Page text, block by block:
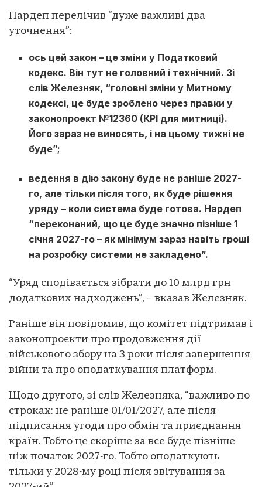
Нардеп перелічив “дуже важливі два
уточнення”:
ось цей закон – це зміни у Податковий
кодекс. Він тут не головний і технічний. Зі
слів Железняк, “головні зміни у Митному
кодексі, це буде зроблено через правки у
законопроект №12360 (КРІ для митниці).
Його зараз не виносять, і на цьому тижні не
буде”;
ведення в дію закону буде не раніше 2027-
го, але тільки після того, як буде рішення
уряду – коли система буде готова. Нардеп
“переконаний, що це буде значно пізніше 1
січня 2027-го – як мінімум зараз навіть гроші
на розробку системи не закладено”.
“Уряд сподівається зібрати до 10 млрд грн
додаткових надходжень”, – вказав Железняк.
Раніше він повідомив, що комітет підтримав і
законопроєкти про продовження дії
військового збору на 3 роки після завершення
війни та про оподаткування платформ.
Щодо другого, зі слів Железняка, “важливо по
строках: не раніше 01/01/2027, але після
підписання угоди про обмін та приєднання
країн. Тобто це скоріше за все буде пізніше
ніж початок 2027-го. Тобто оподаткують
тільки у 2028-му році після звітування за